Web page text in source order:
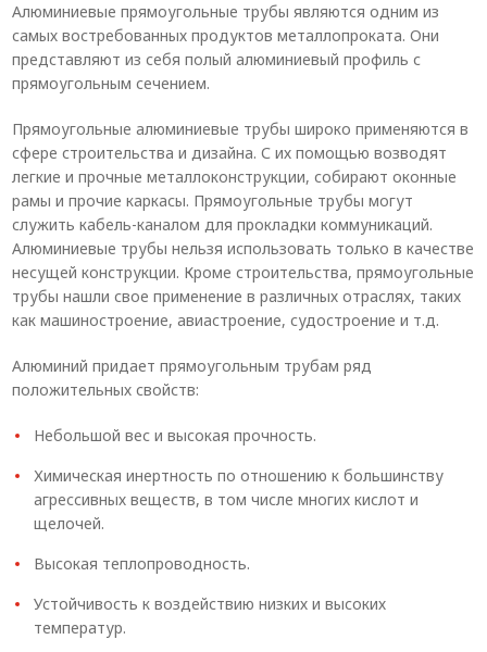
Ширина, мм:
40
Высота, мм:
60
Толщина, мм:
2
Ширина, мм:
Высота, мм:
Толщина, мм:
Алюминиевые прямоугольные трубы являются одним из
самых востребованных продуктов металлопроката. Они
представляют из себя полый алюминиевый профиль с
прямоугольным сечением.
Прямоугольные алюминиевые трубы широко применяются в
сфере строительства и дизайна. С их помощью возводят
легкие и прочные металлоконструкции, собирают оконные
рамы и прочие каркасы. Прямоугольные трубы могут
служить кабель-каналом для прокладки коммуникаций.
Алюминиевые трубы нельзя использовать только в качестве
несущей конструкции. Кроме строительства, прямоугольные
трубы нашли свое применение в различных отраслях, таких
как машиностроение, авиастроение, судостроение и т.д.
Алюминий придает прямоугольным трубам ряд
положительных свойств:
Небольшой вес и высокая прочность.
Химическая инертность по отношению к большинству
агрессивных веществ, в том числе многих кислот и
щелочей.
Высокая теплопроводность.
Устойчивость к воздействию низких и высоких
температур.